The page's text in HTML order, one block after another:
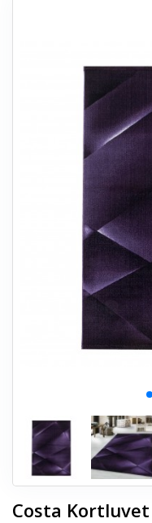
KONTORMØBLER
HAVEMØBLER
SPAR PENGE PÅ UDVALGTE
Costa